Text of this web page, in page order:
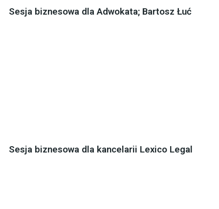
Sesja biznesowa dla Adwokata; Bartosz Łuć
Sesja biznesowa dla kancelarii Lexico Legal